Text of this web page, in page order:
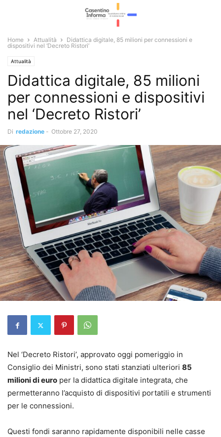
Home Attualità
Didattica digitale, 85 milioni per connessioni e
dispositivi nel ‘Decreto Ristori’
Attualità
Didattica digitale, 85 milioni
per connessioni e dispositivi
nel ‘Decreto Ristori’
Di redazione - Ottobre 27, 2020
Nel ‘Decreto Ristori’, approvato oggi pomeriggio in
Consiglio dei Ministri, sono stati stanziati ulteriori 85
milioni di euro per la didattica digitale integrata, che
permetteranno l’acquisto di dispositivi portatili e strumenti
per le connessioni.
Questi fondi saranno rapidamente disponibili nelle casse